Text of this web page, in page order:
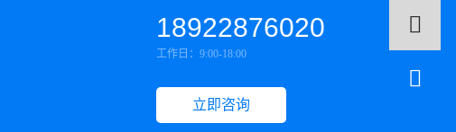
18922876020
工作日：9:00-18:00
立即咨询